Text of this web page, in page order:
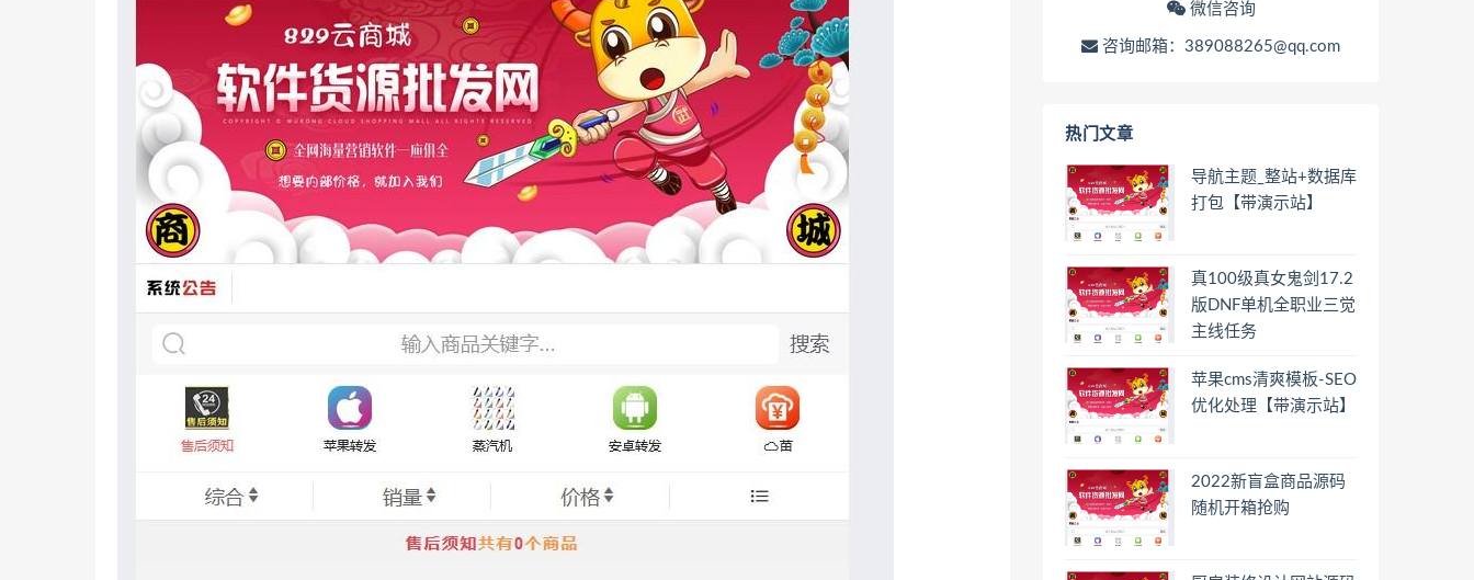
微信咨询
咨询邮箱：389088265@qq.com
热门文章
导航主题_整站+数据库
打包【带演示站】
真100级真女鬼剑17.2
版DNF单机全职业三觉
主线任务
苹果cms清爽模板-SEO
优化处理【带演示站】
2022新盲盒商品源码
随机开箱抢购